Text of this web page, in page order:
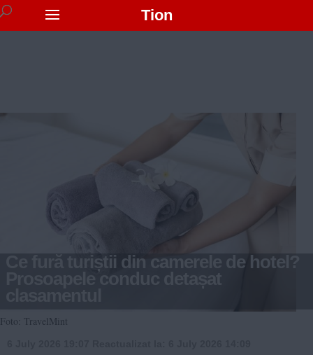
Tion
Ce fură turiștii din camerele de hotel?
Prosoapele conduc detașat
Foto: TravelMint